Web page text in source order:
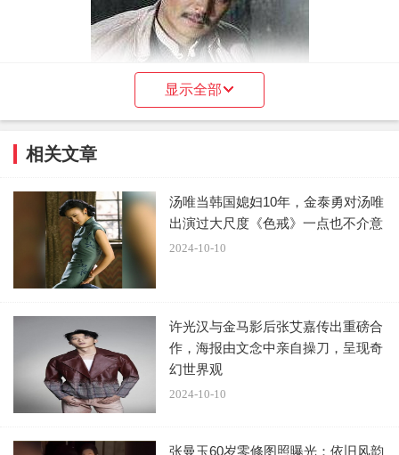
后面终于在中戏学有所成，就出来找剧组试戏。但也就
因为他是毕业生的身份，因为是新人，也没有什么导演敢要
他。慢慢开始有了导演要他拍戏，也是一些可有可无的小角
会，争取将自己得到的每个角色演绎好。后面慢慢因为自己
的磨练的好演技和好脾气，就被不少的导演开始相中，其他
与他搭档的演员也对他的印象和评价都很好。
就在当了几年配角的时光后，任程伟终于开始慢慢接到
主角的戏了，这无疑是对他自己最大的肯定。而且因为在演
显示全部
相关文章
汤唯当韩国媳妇10年，金泰勇对汤唯
出演过大尺度《色戒》一点也不介意
2024-10-10
许光汉与金马影后张艾嘉传出重磅合
作，海报由文念中亲自操刀，呈现奇
幻世界观
2024-10-10
张曼玉60岁零修图照曝光：依旧风韵